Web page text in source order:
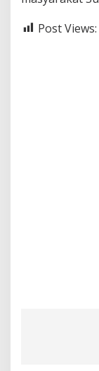
Post Views: